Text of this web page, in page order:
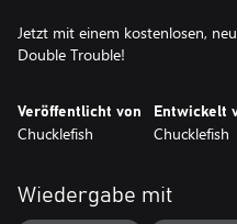
Jetzt mit einem kostenlosen,
Double Trouble!
Veröffentlicht von
Chucklefish
Entwickelt
Chucklefish
Wiedergabe mit